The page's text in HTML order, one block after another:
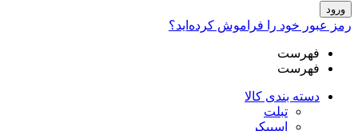
ورود
رمز عبور خود را فراموش کرده‌اید؟
فهرست
فهرست
دسته بندی کالا
تبلت
اسپیکر